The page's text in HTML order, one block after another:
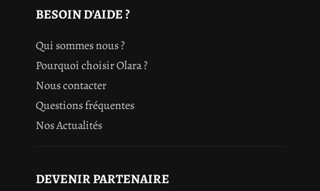
BESOIN D'AIDE ?
Qui sommes nous ?
Pourquoi choisir Olara ?
Nous contacter
Questions fréquentes
Nos Actualités
DEVENIR PARTENAIRE